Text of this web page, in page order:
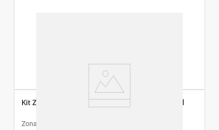
Kit Zona Libre Loción x 60 ml + Shampoo x 70 ml
Zona Libre